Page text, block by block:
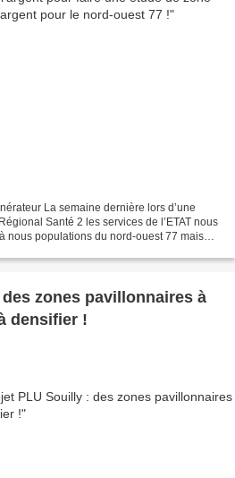
La semaine dernière lors d’une
Santé 2 les services de l’ETAT nous
nous populations du nord-ouest 77 mais
zones pavillonnaires à
densifier !